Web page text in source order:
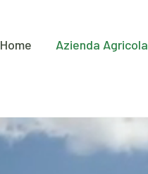
Home Azienda Agricola